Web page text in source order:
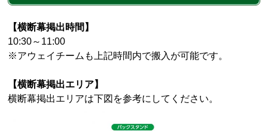
【横断幕掲出時間】
10:30～11:00
※アウェイチームも上記時間内で搬入が可能です。
【横断幕掲出エリア】
横断幕掲出エリアは下図を参考にしてください。